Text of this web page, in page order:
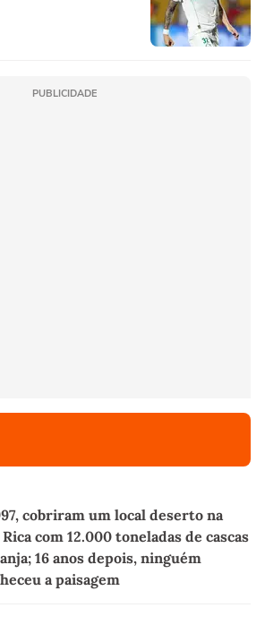
PUBLICIDADE
cobriram um local deserto na
com 12.000 toneladas de cascas
16 anos depois, ninguém
a paisagem